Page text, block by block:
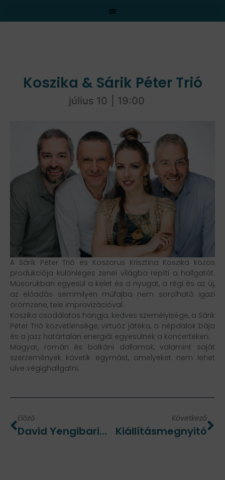
Koszika & Sárik Péter Trió
július 10 19:00
A Sárik Péter Trió és Koszorus Krisztina Koszika közös
produkciója különleges zenei világba repíti a hallgatót.
Műsorukban egyesül a kelet és a nyugat, a régi és az új,
az előadás semmilyen műfajba nem sorolható igazi
örömzene, tele improvizációval.
Koszika csodálatos hangja, kedves személyisége, a Sárik
Péter Trió közvetlensége, virtuóz játéka, a népdalok bája
és a jazz határtalan energiái egyesülnek a koncerteken.
Magyar, román és balkáni dallamok, valamint saját
szerzemények követik egymást, amelyeket nem lehet
ülve végighallgatni.
Előző
David Yengibarian
Következő
Kiállításmegnyitó